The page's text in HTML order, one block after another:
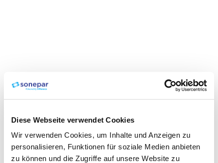
Diese Webseite verwendet Cookies
Wir verwenden Cookies, um Inhalte und Anzeigen zu
personalisieren, Funktionen für soziale Medien anbieten
zu können und die Zugriffe auf unsere Website zu